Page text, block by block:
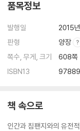
품목정보
발행일
2015
판형
양장
쪽수, 무게, 크기
608
ISBN13
책 속으로
인간과 침팬지와의 유전